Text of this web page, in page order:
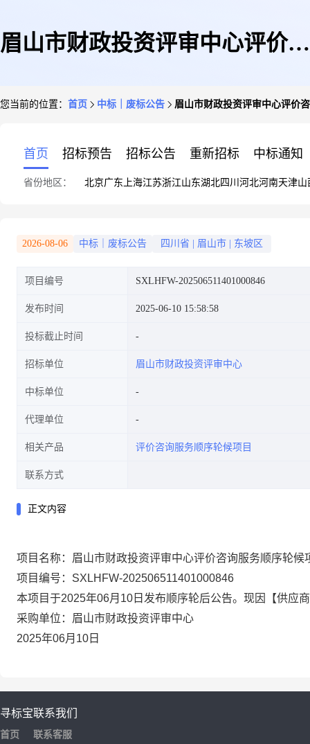
眉山市财政投资评审中心评价咨
您当前的位置： 首页 中标｜废标公告 眉山市财政投资评审中心评价
首页 招标预告 招标公告 重新招标 中标通知
省份地区： 北京广东 上海江苏浙江山东湖北四川 河北河南天津山
2026-08-06 中标｜废标公告 四川省 眉山市 东坡区
项目编号 SXLHFW-202506511401000846
发布时间 2025-06-10 15:58:58
投标截止时间
招标单位 眉山市财政投资评审中心
中标单位
代理单位
相关产品 评价咨询服务顺序轮候项目
联系方式
正文内容
项目名称：眉山市财政投资评审中心评价咨询服务顺序轮候
项目编号：SXLHFW-202506511401000846
本项目于2025年06月10日发布顺序轮后公告。现因【供应
采购单位：眉山市财政投资评审中心
2025年06月10日
寻标宝
首页
联系我们
联系客服